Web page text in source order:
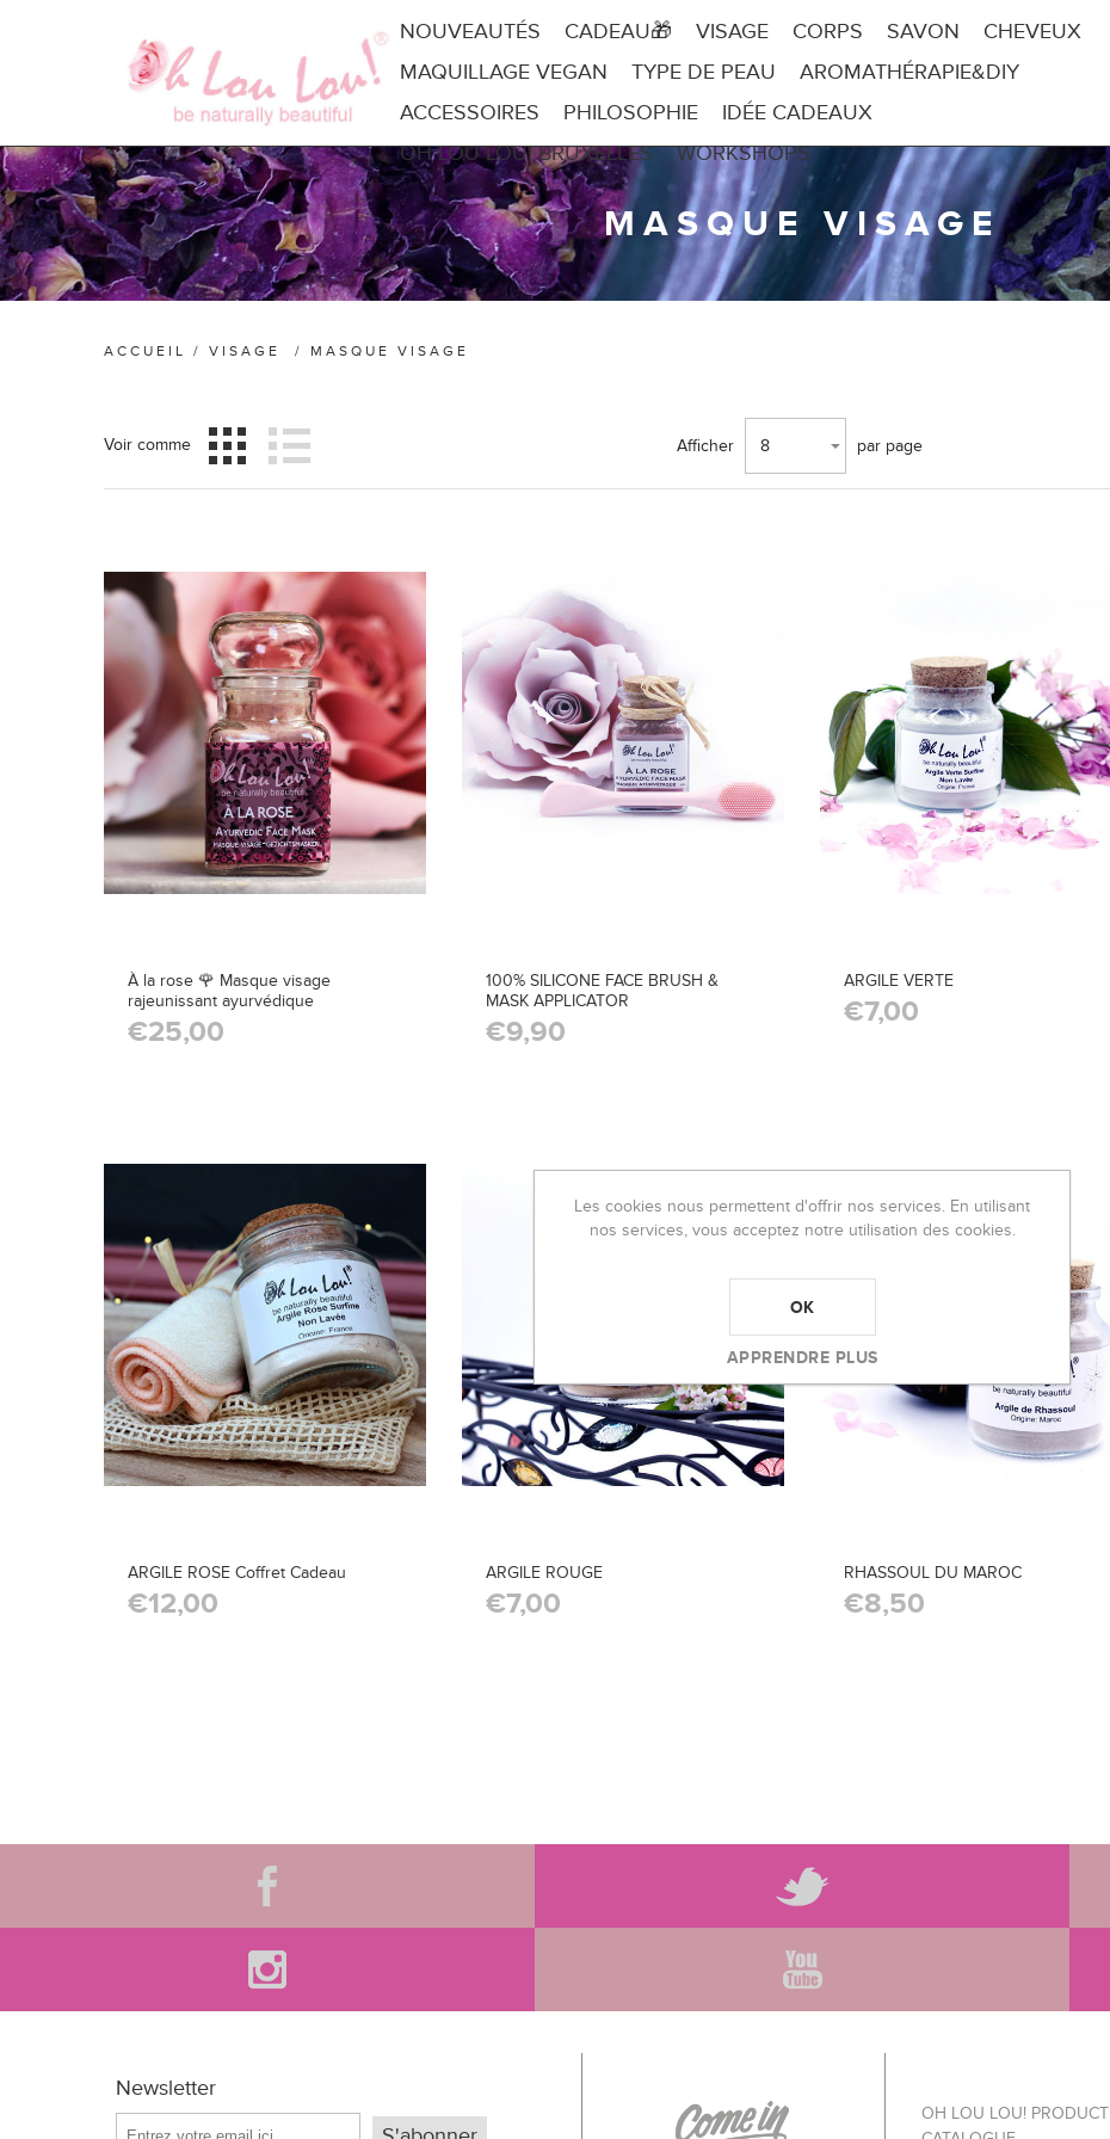
NOUVEAUTÉS CADEAU🎁 VISAGE CORPS SAVON
CHEVEUX
MAQUILLAGE VEGAN
TYPE DE PEAU
AROMATHÉRAPIE&DIY
ACCESSOIRES
PHILOSOPHIE
IDÉE CADEAUX
OH LOU LOU! BRUXELLES
WORKSHOPS
MASQUE VISAGE
ACCUEIL / VISAGE / MASQUE VISAGE
Voir comme Afficher 8 par page
À la rose 🌹 Masque visage
rajeunissant ayurvédique
€25,00
100% SILICONE FACE BRUSH &
MASK APPLICATOR
€9,90
ARGILE VERTE
€7,00
ARGILE ROSE Coffret Cadeau
€12,00
ARGILE ROUGE
€7,00
RHASSOUL DU MAROC
€8,50
Newsletter
OH LOU LOU! PRODUCT
Les cookies nous permettent d'offrir nos services. En utilisant
nos services, vous acceptez notre utilisation des cookies.
OK
APPRENDRE PLUS